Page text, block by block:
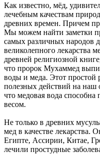
Как известно, мёд,
лечебным качествам
древних времен. Причем
Мы можем найти заметки
самых различных народов
великолепного лекарства
древней религиозной
что пророк Мухаммед
воды и меда. Этот простой
полезных действий на наш
что медовая вода
весом.
Не только в древних
мед в качестве лекарства.
Египте, Ассирии, Китае,
лечили простудные